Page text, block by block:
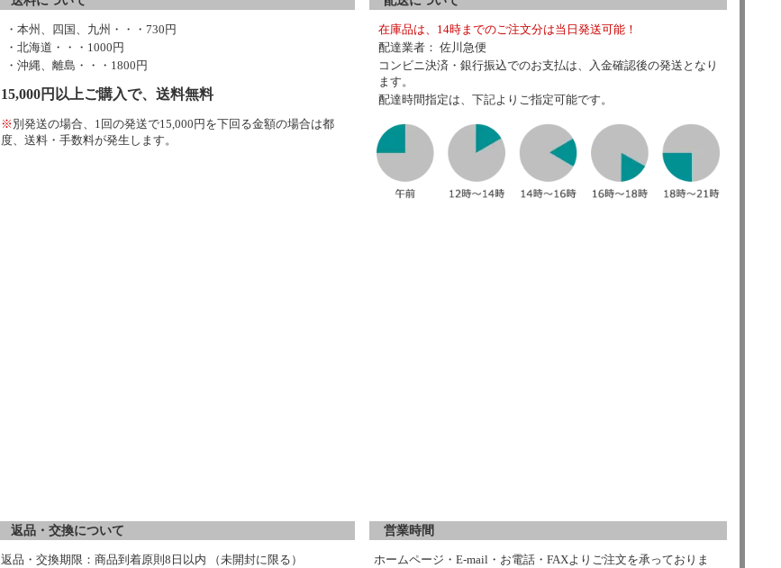
・本州、四国、九州・・・730円
・北海道・・・1000円
・沖縄、離島・・・1800円
15,000円以上ご購入で、送料無料
※ 別発送の場合、1回の発送で15,000円を下回る金額の場合は都
度、送料・手数料が発生します。
在庫品は、14時までのご注文分は当日発送可能！
配達業者： 佐川急便
コンビニ決済・銀行振込でのお支払は、入金確認後の発送となり
ます。
配達時間指定は、下記よりご指定可能です。
返品・交換について
返品・交換期限：商品到着原則8日以内 （未開封に限る）
営業時間
ホームページ・E-mail・お電話・FAXよりご注文を承っておりま